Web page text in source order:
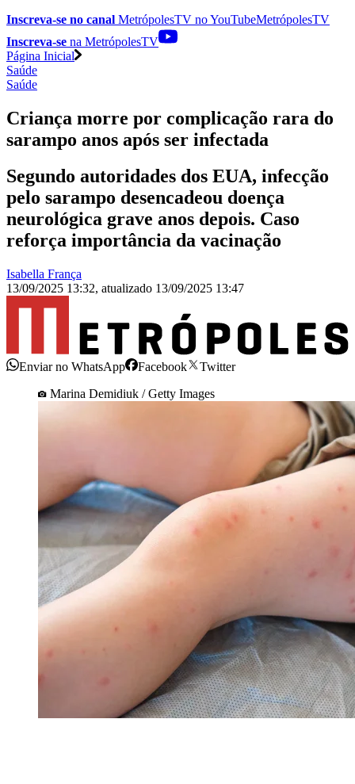
Inscreva-se no canal MetrópolesTV noYouTubeMetrópolesTV
Inscreva-se na MetrópolesTV
Página Inicial
Saúde
Saúde
Criança morre por complicação rara do
sarampo anos após ser infectada
Segundo autoridades dos EUA, infecção
pelo sarampo desencadeou doença
neurológica grave anos depois. Caso
reforça importância da vacinação
Isabella França
13/09/2025 13:32, atualizado 13/09/2025 13:47
Enviar no WhatsApp Facebook
Twitter
Marina Demidiuk / Getty Images